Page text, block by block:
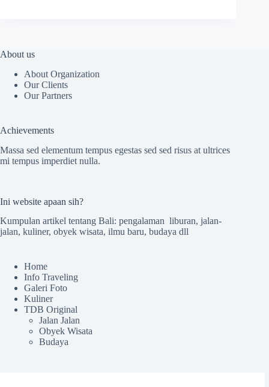
About us
About Organization
Our Clients
Our Partners
Achievements
Massa sed elementum tempus egestas sed sed risus at ultrices
mi tempus imperdiet nulla.
Ini website apaan sih?
Kumpulan artikel tentang Bali: pengalaman liburan, jalan-
jalan, kuliner, obyek wisata, ilmu baru, budaya dll
Home
Info Traveling
Galeri Foto
Kuliner
TDB Original
Jalan Jalan
Obyek Wisata
Budaya